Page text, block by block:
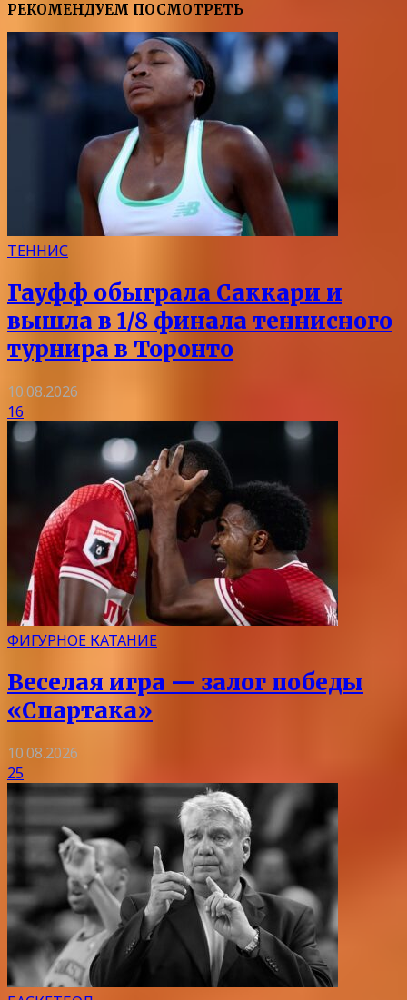
РЕКОМЕНДУЕМ ПОСМОТРЕТЬ
ТЕННИС
Гауфф обыграла Саккари и
вышла в 1/8 финала теннисного
турнира в Торонто
10.08.2026
16
ФИГУРНОЕ КАТАНИЕ
Веселая игра — залог победы
«Спартака»
10.08.2026
25